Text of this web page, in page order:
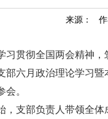
来源： 作
习贯彻全国两会精神
部六月政治理论学习
。
，支部负责人带领全